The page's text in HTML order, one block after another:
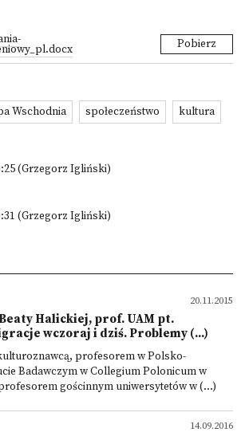
Pobierz
Wschodnia społeczeństwo kultura
(Grzegorz Igliński)
(Grzegorz Igliński)
20.11.2015
Halickiej, prof. UAM pt.
wczoraj i dziś. Problemy (...)
profesorem w Polsko-
Badawczym w Collegium Polonicum w
gościnnym uniwersytetów w (...)
14.09.2016